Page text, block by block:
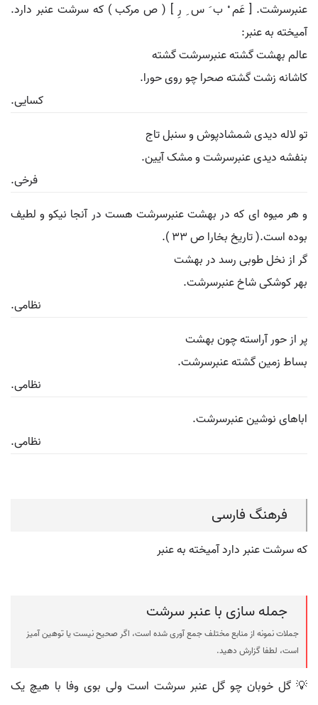
عنبرسرشت. [ عَم ْ ب َ س ِ رِ ] ( ص مرکب ) که سرشت عنبر دارد.
آمیخته به عنبر:
عالم بهشت گشته عنبرسرشت گشته
کاشانه زشت گشته صحرا چو روی حورا.
کسایی.
تو لاله دیدی شمشادپوش و سنبل تاج
بنفشه دیدی عنبرسرشت و مشک آیین.
فرخی.
و هر میوه ای که در بهشت عنبرسرشت هست در آنجا نیکو و لطیف
بوده است.( تاریخ بخارا ص 33 ).
گر از نخل طوبی رسد در بهشت
بهر کوشکی شاخ عنبرسرشت.
نظامی.
پر از حور آراسته چون بهشت
بساط زمین گشته عنبرسرشت.
نظامی.
اباهای نوشین عنبرسرشت.
نظامی.
فرهنگ فارسی
که سرشت عنبر دارد آمیخته به عنبر
جمله سازی با عنبر سرشت
جملات نمونه از منابع مختلف جمع آوری شده است، اگر صحیح نیست یا توهین آمیز
است، لطفا گزارش دهید.
💡 گل خوبان چو گل عنبر سرشت است ولی بوی وفا با هیچ یک